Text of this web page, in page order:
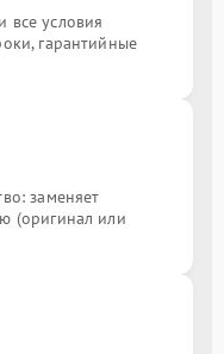
все условия
гарантийные
заменяет
(оригинал или